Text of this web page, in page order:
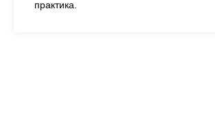
практика.